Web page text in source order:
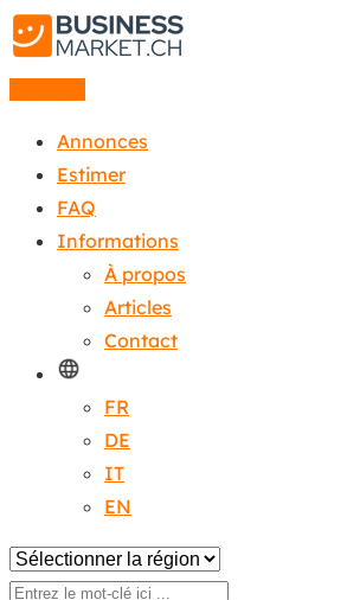
Annonces
Estimer
FAQ
Informations
À propos
Articles
Contact
FR
DE
IT
EN